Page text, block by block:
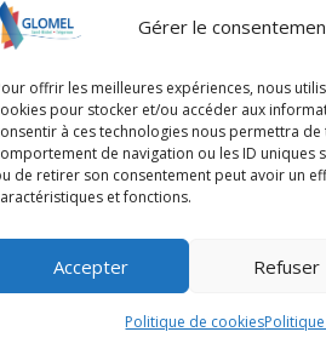
Gérer le
offrir les meilleures expériences, nous
pour stocker et/ou accéder aux
à ces technologies nous permettra
de navigation ou les ID uniques
de retirer son consentement peut avoir un
et fonctions.
Accepter Refuser
Politique de cookies